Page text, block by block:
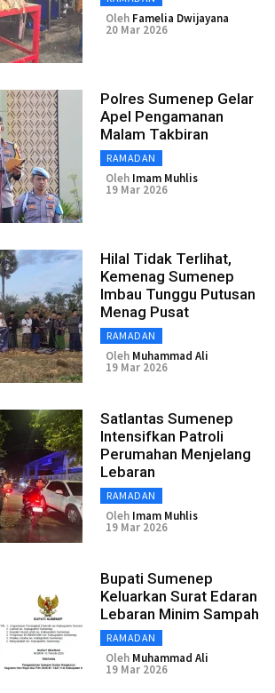
Oleh Famelia Dwijayana
20 Mar 2026
Polres Sumenep Gelar
Apel Pengamanan
Malam Takbiran
RAMADAN
Oleh Imam Muhlis
19 Mar 2026
Hilal Tidak Terlihat,
Kemenag Sumenep
Imbau Tunggu Putusan
Menag Pusat
RAMADAN
Oleh Muhammad Ali
19 Mar 2026
Satlantas Sumenep
Intensifkan Patroli
Perumahan Menjelang
Lebaran
RAMADAN
Oleh Imam Muhlis
19 Mar 2026
Bupati Sumenep
Keluarkan Surat Edaran
Lebaran Minim Sampah
RAMADAN
Oleh Muhammad Ali
19 Mar 2026